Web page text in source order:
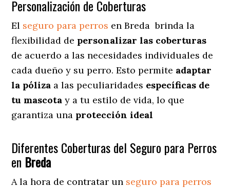
Personalización de Coberturas
El seguro para perros en Breda brinda la
flexibilidad de personalizar las coberturas
de acuerdo a las necesidades individuales de
cada dueño y su perro. Esto permite adaptar
la póliza a las peculiaridades específicas de
tu mascota y a tu estilo de vida, lo que
garantiza una protección ideal
Diferentes Coberturas del Seguro para Perros
en Breda
A la hora de contratar un seguro para perros